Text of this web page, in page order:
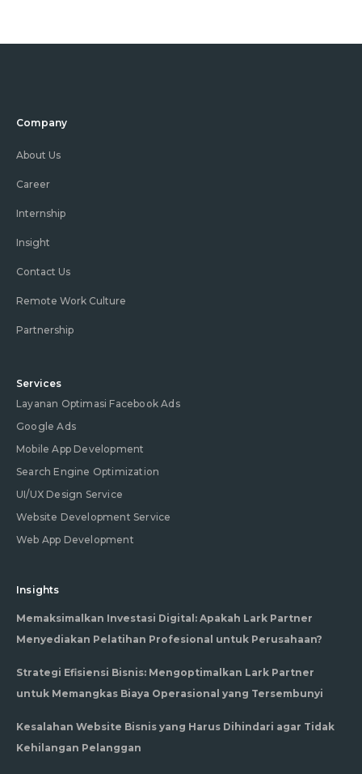
Company
About Us
Career
Internship
Insight
Contact Us
Remote Work Culture
Partnership
Services
Layanan Optimasi Facebook Ads
Google Ads
Mobile App Development
Search Engine Optimization
UI/UX Design Service
Website Development Service
Web App Development
Insights
Memaksimalkan Investasi Digital: Apakah Lark Partner
Menyediakan Pelatihan Profesional untuk Perusahaan?
Strategi Efisiensi Bisnis: Mengoptimalkan Lark Partner
untuk Memangkas Biaya Operasional yang Tersembunyi
Kesalahan Website Bisnis yang Harus Dihindari agar Tidak
Kehilangan Pelanggan